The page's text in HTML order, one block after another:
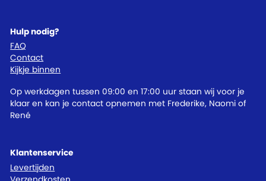
Klantenservice
Levertijden
Hulp nodig?
FAQ
Contact
Kijkje binnen
Op werkdagen tussen 09:00 en 17:00 uur staan wij voor je
klaar en kan je contact opnemen met Frederike, Naomi of
René